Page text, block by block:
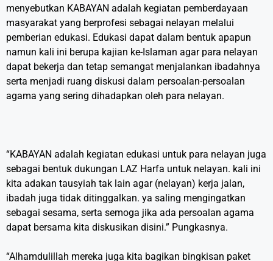
menyebutkan KABAYAN adalah kegiatan pemberdayaan
masyarakat yang berprofesi sebagai nelayan melalui
pemberian edukasi. Edukasi dapat dalam bentuk apapun
namun kali ini berupa kajian ke-Islaman agar para nelayan
dapat bekerja dan tetap semangat menjalankan ibadahnya
serta menjadi ruang diskusi dalam persoalan-persoalan
agama yang sering dihadapkan oleh para nelayan.
“KABAYAN adalah kegiatan edukasi untuk para nelayan juga
sebagai bentuk dukungan LAZ Harfa untuk nelayan. kali ini
kita adakan tausyiah tak lain agar (nelayan) kerja jalan,
ibadah juga tidak ditinggalkan. ya saling mengingatkan
sebagai sesama, serta semoga jika ada persoalan agama
dapat bersama kita diskusikan disini.” Pungkasnya.
“Alhamdulillah mereka juga kita bagikan bingkisan paket